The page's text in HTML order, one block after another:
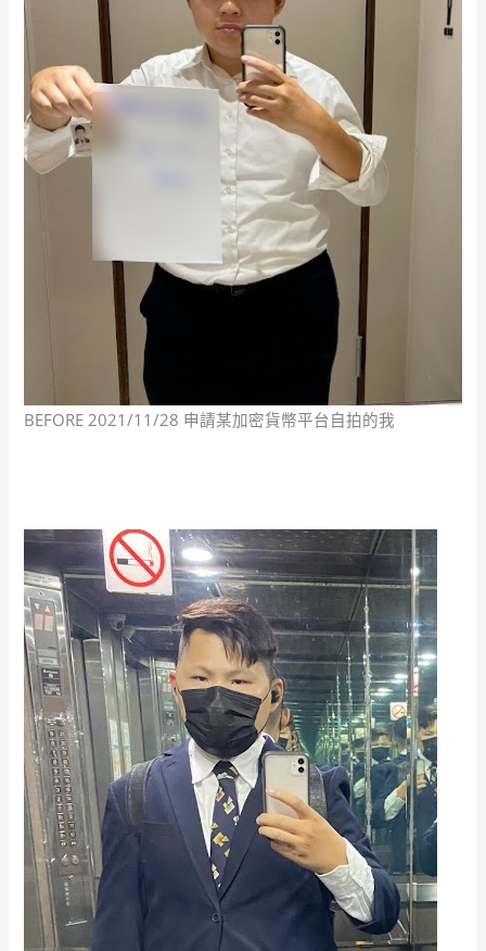
BEFORE 2021/11/28 申請某加密貨幣平台自拍的我